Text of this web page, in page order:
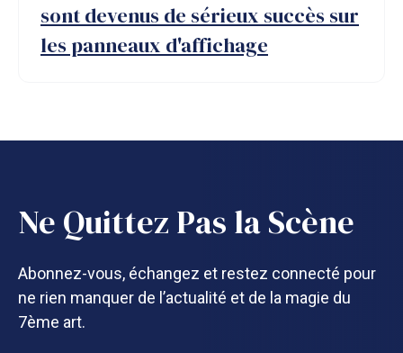
sont devenus de sérieux succès sur
les panneaux d'affichage
Ne Quittez Pas la Scène
Abonnez-vous, échangez et restez connecté pour
ne rien manquer de l’actualité et de la magie du
7ème art.